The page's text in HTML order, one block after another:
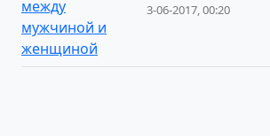
3-06-2017, 00:20